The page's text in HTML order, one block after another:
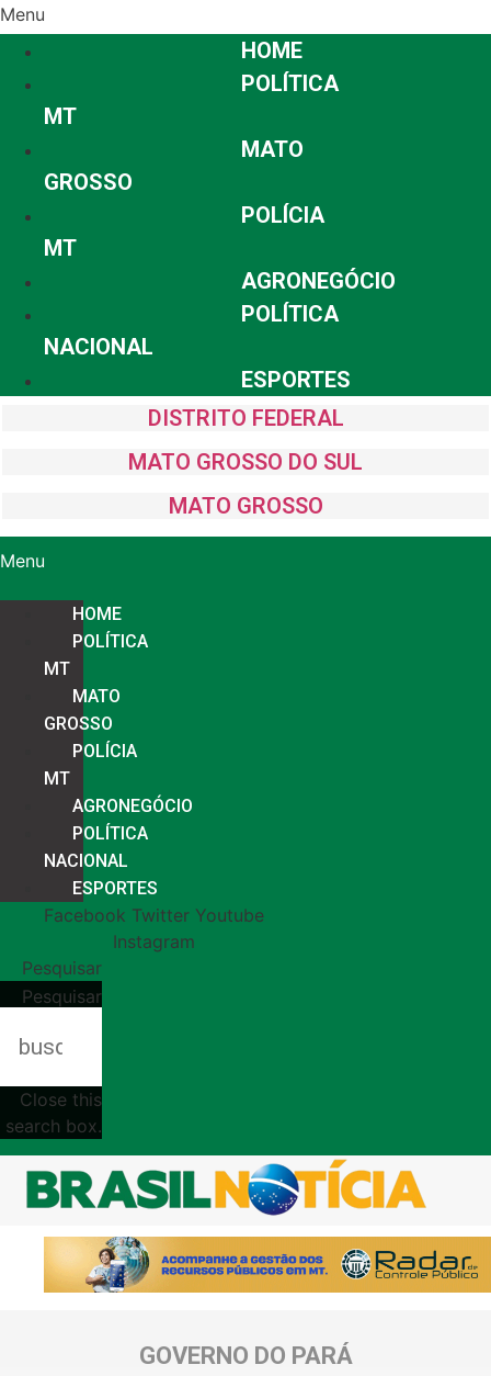
Menu
HOME
POLÍTICA
MT
MATO
GROSSO
POLÍCIA
MT
AGRONEGÓCIO
POLÍTICA
NACIONAL
ESPORTES
DISTRITO FEDERAL
MATO GROSSO DO SUL
MATO GROSSO
Menu
HOME
POLÍTICA
MT
MATO
GROSSO
POLÍCIA
MT
AGRONEGÓCIO
POLÍTICA
NACIONAL
ESPORTES
Facebook Twitter Youtube
Instagram
Pesquisar
Pesquisar
Close this
search box.
GOVERNO DO PARÁ